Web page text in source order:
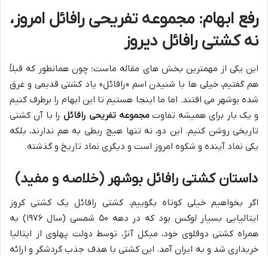
رفع ابهام: مجموعه تفریحی رافائل امروز،
نه کشتی رافائل دیروز
این یکی از مهمترین بخش های مقاله ماست؛ چون همانطور که قبلاً
هم گفتیم، خیلی ها با شنیدن اسم «رافائل» یاد کشتی قدیمی و غرق
شده بوشهر می افتند. اما ما اینجا هستیم تا این ابهام را برطرف کنیم
و یک بار برای همیشه تفاوتمجموعه تفریحی رافائل را با آن کشتی
تاریخی روشن کنیم. این دو، نه تنها هیچ ربطی به هم ندارند، بلکه
یکی نماد آینده و شکوه امروز است و دیگری نماد تاریخ و گذشته.
داستان کشتی رافائل بوشهر (خلاصه و مفید)
اگر بخواهیم خیلی کوتاه بگوییم، کشتی رافائل یک کشتی کروز
ایتالیایی بسیار لوکس بود که در دهه ۵۰ شمسی (سال ۱۹۷۶) به
همراه کشتی دوقلوی خود، میکل آنژ، توسط دولت پهلوی از ایتالیا
خریداری شد و به ایران آمد. این کشتی با هدف جذب گردشگر و ارائه